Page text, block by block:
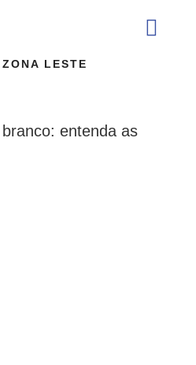
LESTE
entenda as